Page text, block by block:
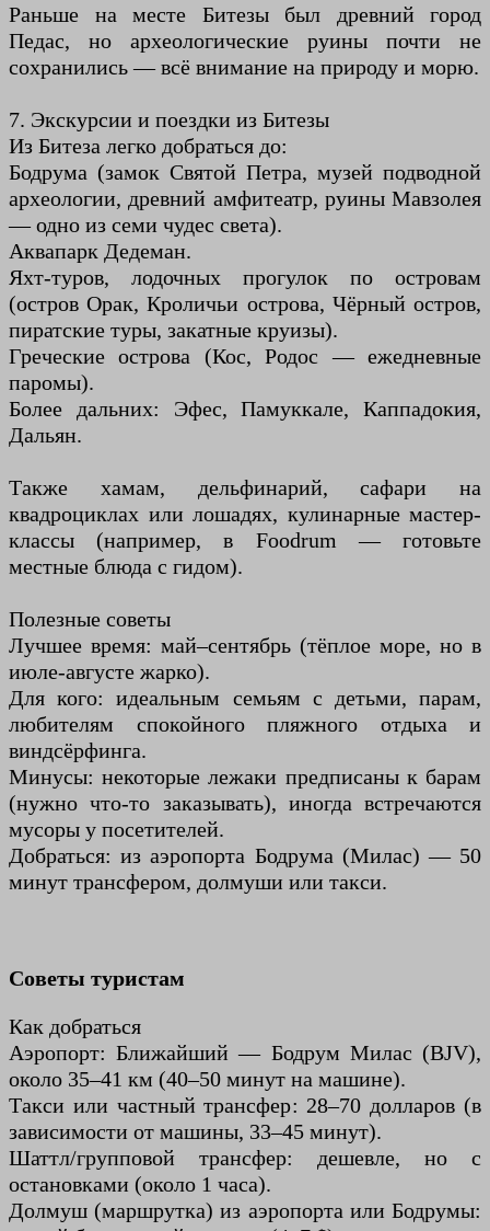
Раньше на месте Битезы был древний город
Педас, но археологические руины почти не
сохранились — всё внимание на природу и морю.
7. Экскурсии и поездки из Битезы
Из Битеза легко добраться до:
Бодрума (замок Святой Петра, музей подводной
археологии, древний амфитеатр, руины Мавзолея
— одно из семи чудес света).
Аквапарк Дедеман.
Яхт-туров, лодочных прогулок по островам
(остров Орак, Кроличьи острова, Чёрный остров,
пиратские туры, закатные круизы).
Греческие острова (Кос, Родос — ежедневные
паромы).
Более дальних: Эфес, Памуккале, Каппадокия,
Дальян.
Также хамам, дельфинарий, сафари на
квадроциклах или лошадях, кулинарные мастер-
классы (например, в Foodrum — готовьте
местные блюда с гидом).
Полезные советы
Лучшее время: май–сентябрь (тёплое море, но в
июле-августе жарко).
Для кого: идеальным семьям с детьми, парам,
любителям спокойного пляжного отдыха и
виндсёрфинга.
Минусы: некоторые лежаки предписаны к барам
(нужно что-то заказывать), иногда встречаются
мусоры у посетителей.
Добраться: из аэропорта Бодрума (Милас) — 50
минут трансфером, долмуши или такси.
Советы туристам
Как добраться
Аэропорт: Ближайший — Бодрум Милас (BJV),
около 35–41 км (40–50 минут на машине).
Такси или частный трансфер: 28–70 долларов (в
зависимости от машины, 33–45 минут).
Шаттл/групповой трансфер: дешевле, но с
остановками (около 1 часа).
Долмуш (маршрутка) из аэропорта или Бодрумы: